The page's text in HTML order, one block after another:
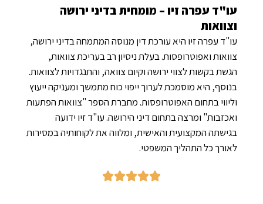
עפרה זיו – מומחית בדיני ירושה
עפרה זיו היא עורכת דין מנוסה המתמחה בדיני ירושה,
ואפוטרופסות. בעלת ניסיון רב בעריכת צוואות,
בקשות לצווי ירושה וקיום צוואה, והתנגדויות לצוואות.
היא מוסמכת לערוך ייפוי כוח מתמשך ומעניקה ייעוץ
בתחום האפוטרופסות. מחברת הספר "צוואות הפתעות
ומרצה בתחום דיני הירושה. עו"ד זיו ידועה
המקצועית והאישית, ומלווה את לקוחותיה במסירות
כל התהליך המשפטי.